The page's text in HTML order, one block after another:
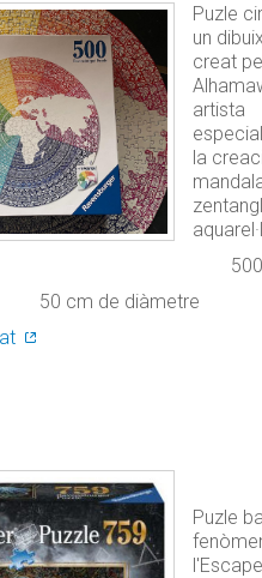
Puzle
un
creat
artista
la
500
50 cm de diàmetre
Puzle